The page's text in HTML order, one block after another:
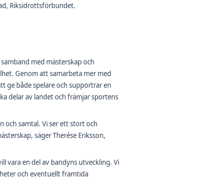
Riksidrottsförbundet.
med mästerskap och
Genom att samarbeta mer med
ge både spelare och supportrar en
delar av landet och främjar sportens
och samtal. Vi ser ett stort och
säger Therése Eriksson,
vara en del av bandyns utveckling. Vi
och eventuellt framtida